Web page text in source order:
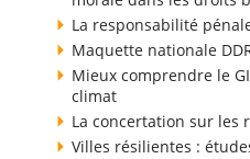
La responsabilité
Maquette nationale
Mieux comprendre le
climat
La concertation sur les
Villes résilientes :